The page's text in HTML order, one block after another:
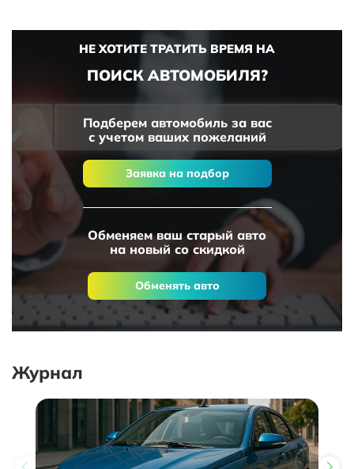
НЕ ХОТИТЕ ТРАТИТЬ ВРЕМЯ НА
ПОИСК АВТОМОБИЛЯ?
Подберем автомобиль за вас
с учетом ваших пожеланий
Заявка на подбор
Обменяем ваш старый авто
на новый со скидкой
Обменять авто
Журнал